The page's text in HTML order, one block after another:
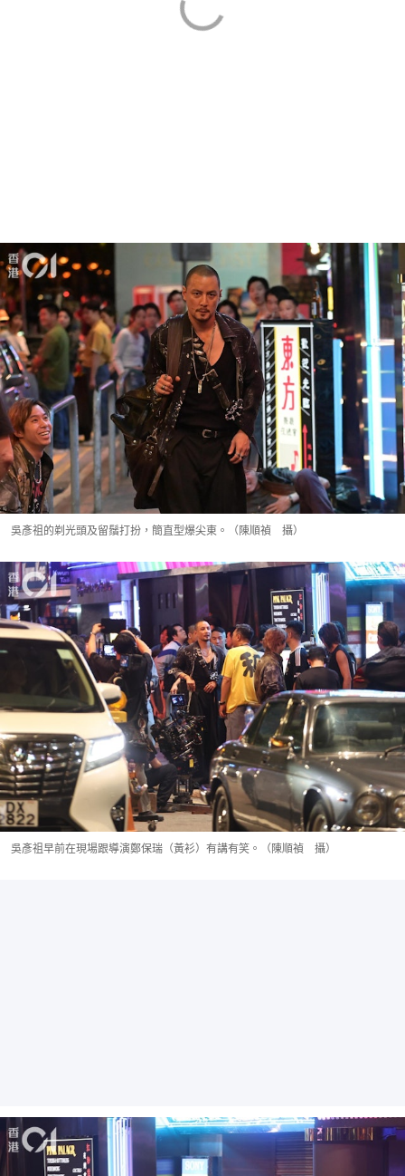
吳彥祖的剃光頭及留鬚打扮，簡直型爆尖東。（陳順禎 攝）
吳彥祖早前在現場跟導演鄭保瑞（黃衫）有講有笑。（陳順禎 攝）